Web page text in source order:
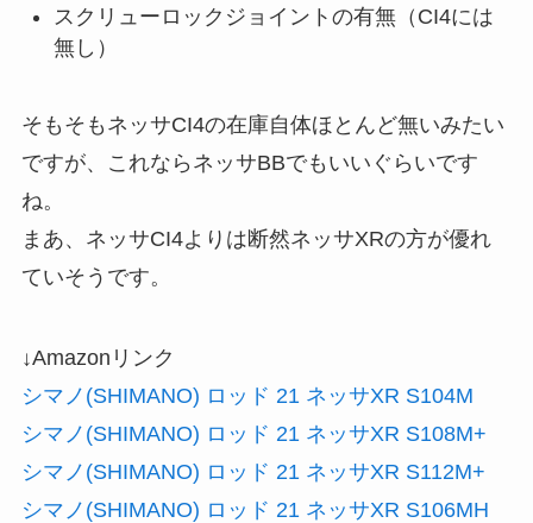
スクリューロックジョイントの有無（CI4には
無し）
そもそもネッサCI4の在庫自体ほとんど無いみたい
ですが、これならネッサBBでもいいぐらいです
ね。
まあ、ネッサCI4よりは断然ネッサXRの方が優れ
ていそうです。
↓Amazonリンク
シマノ(SHIMANO) ロッド 21 ネッサXR S104M
シマノ(SHIMANO) ロッド 21 ネッサXR S108M+
シマノ(SHIMANO) ロッド 21 ネッサXR S112M+
シマノ(SHIMANO) ロッド 21 ネッサXR S106MH